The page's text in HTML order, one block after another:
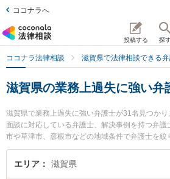
ココナラへ
投稿する 探
ココナラ法律相談 滋賀県で法律相談できる
滋賀県の業務上過失に強い弁
滋賀県で業務上過失に強い弁護士が31名見つか
面談に対応している弁護士、解決事例を持つ弁
市や草津市、彦根市などの地域条件で弁護士を絞
係する不当解雇や退職勧奨、内定取消等の細か
便利です。特にベリーベスト法律事務所 滋賀草
ミカン法律事務所の中野 仁弁護士、湖都経営法
エリア 滋賀県